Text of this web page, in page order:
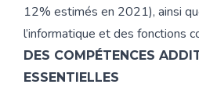
12% estimés en 2021), ainsi
l’informatique et des fonctions
DES COMPÉTENCES
ESSENTIELLES